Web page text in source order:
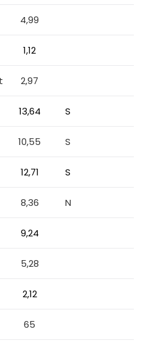
4,99
1,12
2,97
13,64 S
10,55 S
12,71 S
8,36 N
9,24
5,28
2,12
65